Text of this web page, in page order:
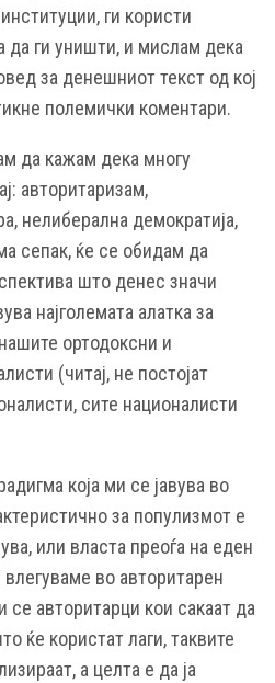
ги користи
да ги уништи, и мислам дека
за денешниот текст од кој
полемички коментари.
да кажам дека многу
авторитаризам,
нелиберална демократија,
сепак, ќе се обидам да
што денес значи
најголемата алатка за
ортодоксни и
(читај, не постојат
сите националисти
која ми се јавува во
за популизмот е
или власта преоѓа на еден
во авторитарен
се авторитарци кои сакаат да
ќе користат лаги, таквите
а целта е да ја